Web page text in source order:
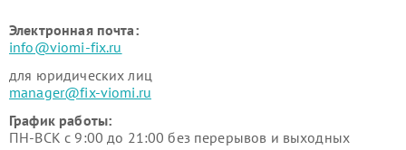
Электронная почта:
info@viomi-fix.ru
для юридических лиц
manager@fix-viomi.ru
График работы:
ПН-ВСК с 9:00 до 21:00 без перерывов и выходных